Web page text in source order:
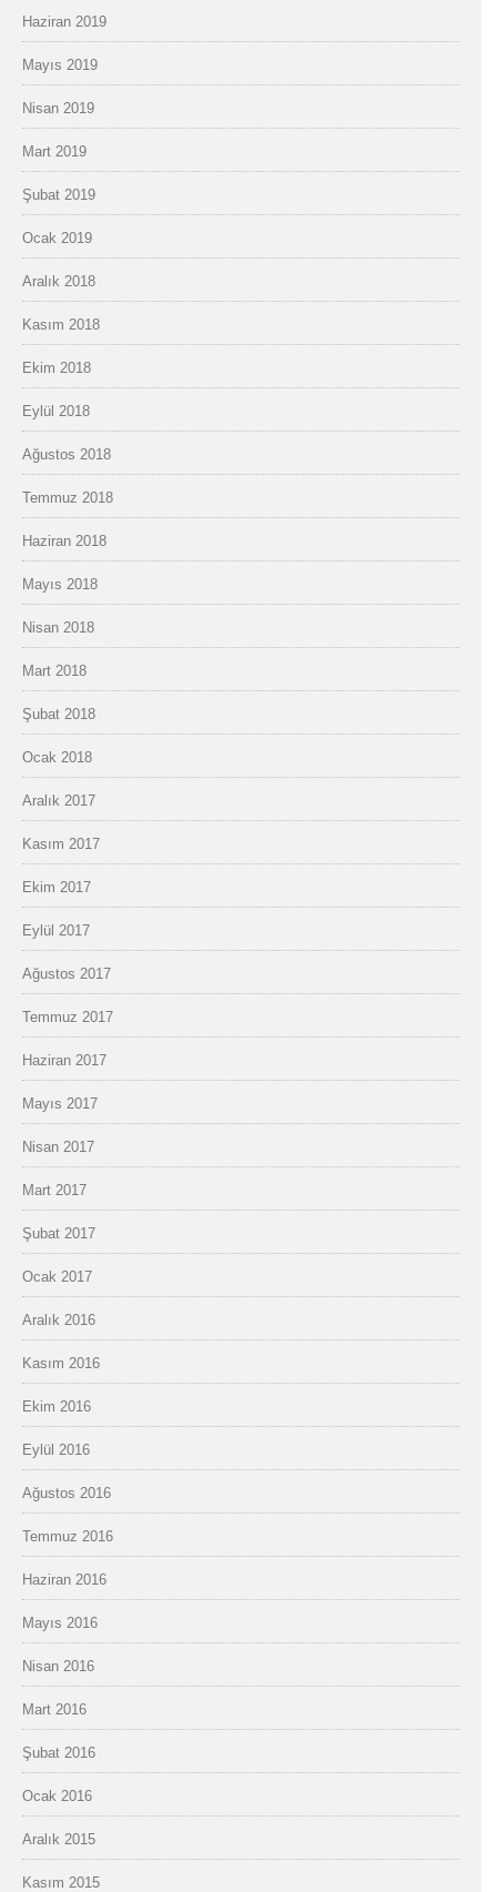
Haziran 2019
Mayıs 2019
Nisan 2019
Mart 2019
Şubat 2019
Ocak 2019
Aralık 2018
Kasım 2018
Ekim 2018
Eylül 2018
Ağustos 2018
Temmuz 2018
Haziran 2018
Mayıs 2018
Nisan 2018
Mart 2018
Şubat 2018
Ocak 2018
Aralık 2017
Kasım 2017
Ekim 2017
Eylül 2017
Ağustos 2017
Temmuz 2017
Haziran 2017
Mayıs 2017
Nisan 2017
Mart 2017
Şubat 2017
Ocak 2017
Aralık 2016
Kasım 2016
Ekim 2016
Eylül 2016
Ağustos 2016
Temmuz 2016
Haziran 2016
Mayıs 2016
Nisan 2016
Mart 2016
Şubat 2016
Ocak 2016
Aralık 2015
Kasım 2015